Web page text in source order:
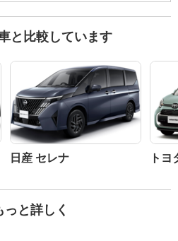
と比較しています
日産 セレナ ト
と詳しく